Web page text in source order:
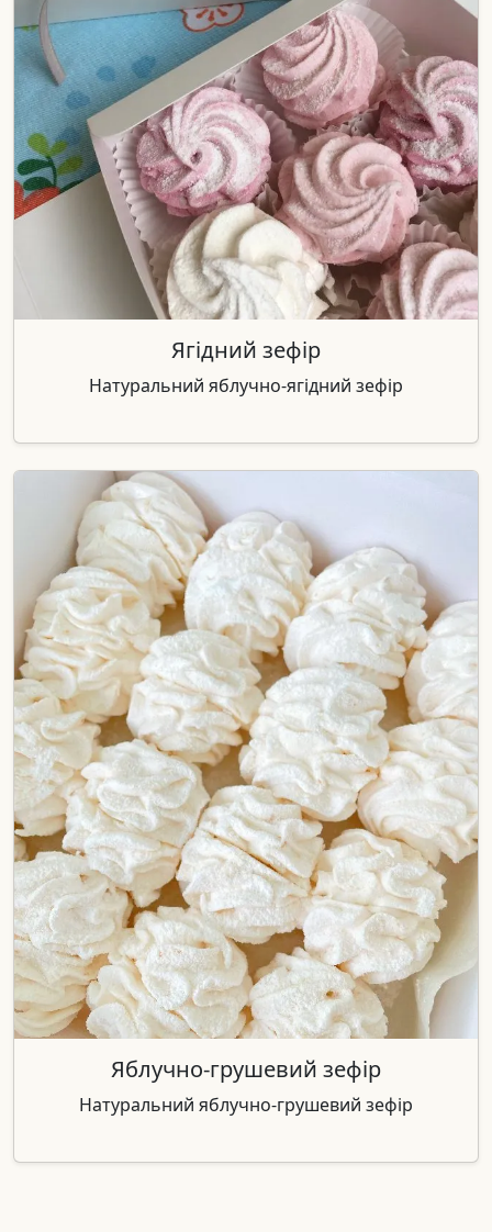
Ягідний зефір
Натуральний яблучно-ягідний зефір
Яблучно-грушевий зефір
Натуральний яблучно-грушевий зефір